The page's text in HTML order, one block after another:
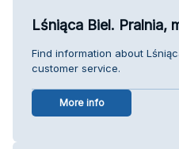
Lśniąca Biel. Pralnia,
Find information about
customer service.
More info